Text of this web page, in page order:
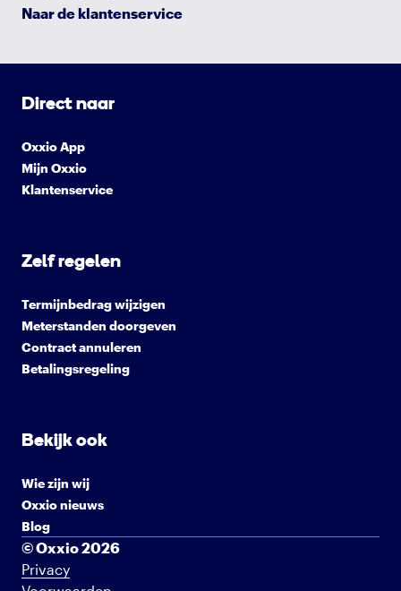
Naar de klantenservice
Direct naar
Oxxio App
Mijn Oxxio
Klantenservice
Zelf regelen
Termijnbedrag wijzigen
Meterstanden doorgeven
Contract annuleren
Betalingsregeling
Bekijk ook
Wie zijn wij
Oxxio nieuws
Blog
© Oxxio 2026
Privacy